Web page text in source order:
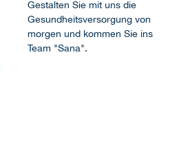
Gestalten Sie mit uns die
Gesundheitsversorgung von
morgen und kommen Sie ins
Team "Sana".